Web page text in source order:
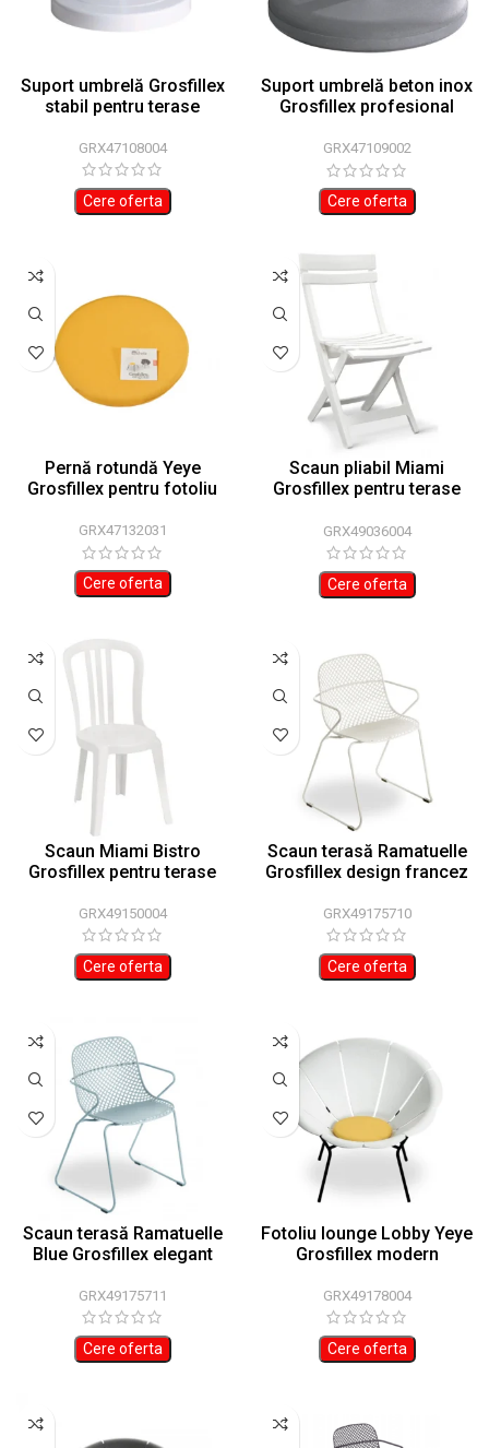
Suport umbrelă Grosfillex
stabil pentru terase
GRX47108004
Cere oferta
Suport umbrelă beton inox
Grosfillex profesional
GRX47109002
Cere oferta
Pernă rotundă Yeye
Grosfillex pentru fotoliu
GRX47132031
Cere oferta
Scaun pliabil Miami
Grosfillex pentru terase
GRX49036004
Cere oferta
Scaun Miami Bistro
Grosfillex pentru terase
GRX49150004
Cere oferta
Scaun terasă Ramatuelle
Grosfillex design francez
GRX49175710
Cere oferta
Scaun terasă Ramatuelle
Blue Grosfillex elegant
GRX49175711
Cere oferta
Fotoliu lounge Lobby Yeye
Grosfillex modern
GRX49178004
Cere oferta